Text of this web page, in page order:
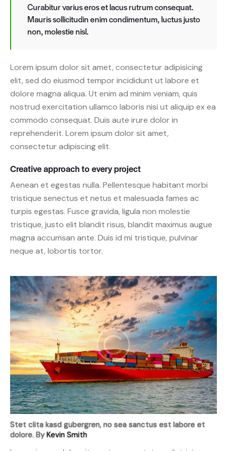
Curabitur varius eros et lacus rutrum consequat.
Mauris sollicitudin enim condimentum, luctus justo
non, molestie nisl.
Lorem ipsum dolor sit amet, consectetur adipisicing
elit, sed do eiusmod tempor incididunt ut labore et
dolore magna aliqua. Ut enim ad minim veniam, quis
nostrud exercitation ullamco laboris nisi ut aliquip ex ea
commodo consequat. Duis aute irure dolor in
reprehenderit. Lorem ipsum dolor sit amet,
consectetur adipiscing elit.
Creative approach to every project
Aenean et egestas nulla. Pellentesque habitant morbi
tristique senectus et netus et malesuada fames ac
turpis egestas. Fusce gravida, ligula non molestie
tristique, justo elit blandit risus, blandit maximus augue
magna accumsan ante. Duis id mi tristique, pulvinar
neque at, lobortis tortor.
Stet clita kasd gubergren, no sea sanctus est labore et
dolore. ByKevin Smith